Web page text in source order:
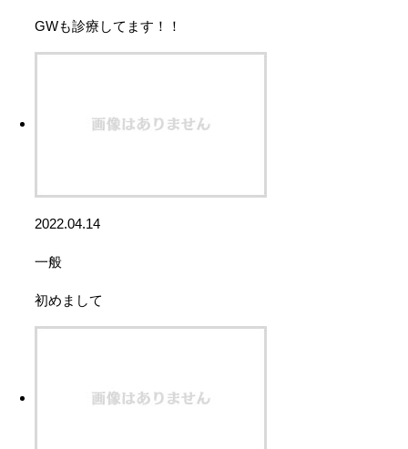
GWも診療してます！！
2022.04.14
一般
初めまして